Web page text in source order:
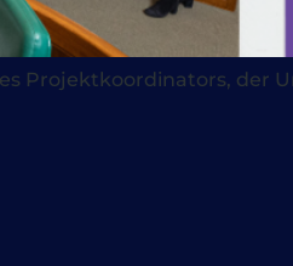
Projektkoordinators, der